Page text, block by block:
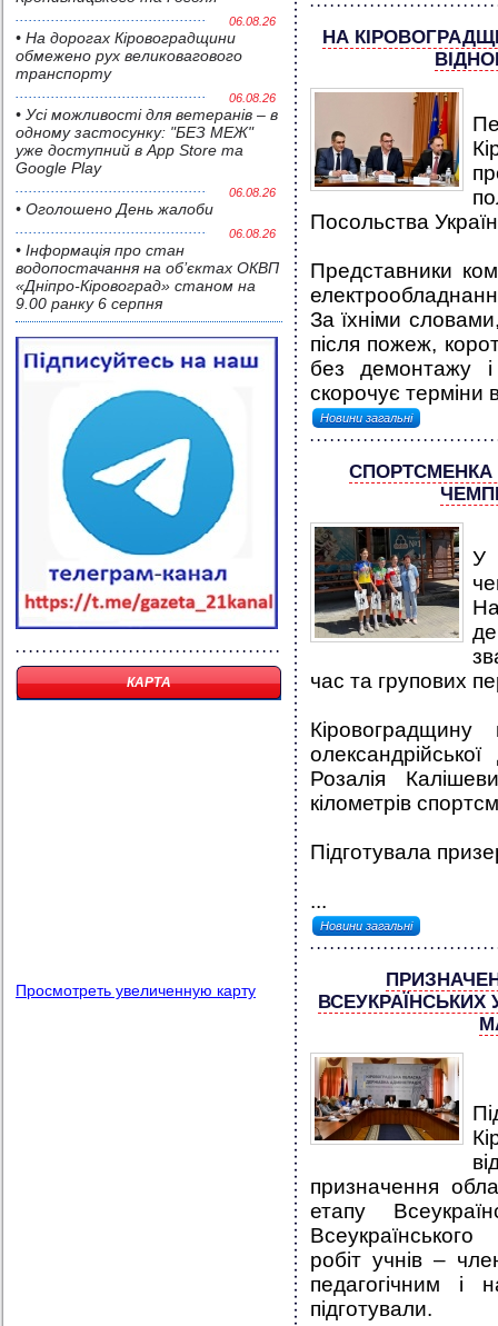
06.08.26
• На дорогах Кіровоградщини
обмежено рух великовагового
транспорту
06.08.26
• Усі можливості для ветеранів – в
одному застосунку: "БЕЗ МЕЖ"
уже доступний в App Store та
Google Play
06.08.26
• Оголошено День жалоби
06.08.26
• Інформація про стан
водопостачання на об’єктах ОКВП
«Дніпро-Кіровоград» станом на
9.00 ранку 6 серпня
КАРТА
Просмотреть увеличенную карту
НА
Посольства
Представники
За їхніми
після пожеж,
без демонтажу
скорочує терміни
Новини загальні
СПОРТСМЕНКА
У
час та групових
Розалія
кілометрів
Підготувала
...
Новини загальні
ВСЕУКРАЇНСЬКИХ
призначення
етапу
Всеукраїнського
робіт учнів –
педагогічним і
підготували.